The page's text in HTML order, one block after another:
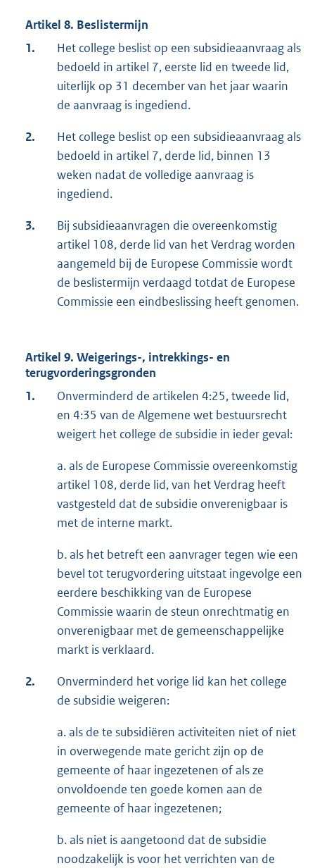
Artikel 8. Beslistermijn
1.
Het college beslist op een subsidieaanvraag als
bedoeld in artikel 7, eerste lid en tweede lid,
uiterlijk op 31 december van het jaar waarin
de aanvraag is ingediend.
2.
Het college beslist op een subsidieaanvraag als
bedoeld in artikel 7, derde lid, binnen 13
weken nadat de volledige aanvraag is
ingediend.
3.
Bij subsidieaanvragen die overeenkomstig
artikel 108, derde lid van het Verdrag worden
aangemeld bij de Europese Commissie wordt
de beslistermijn verdaagd totdat de Europese
Commissie een eindbeslissing heeft genomen.
Artikel 9. Weigerings-, intrekkings- en
terugvorderingsgronden
1.
Onverminderd de artikelen 4:25, tweede lid,
en 4:35 van de Algemene wet bestuursrecht
weigert het college de subsidie in ieder geval:
a. als de Europese Commissie overeenkomstig
artikel 108, derde lid, van het Verdrag heeft
vastgesteld dat de subsidie onverenigbaar is
met de interne markt.
b. als het betreft een aanvrager tegen wie een
bevel tot terugvordering uitstaat ingevolge een
eerdere beschikking van de Europese
Commissie waarin de steun onrechtmatig en
onverenigbaar met de gemeenschappelijke
markt is verklaard.
2.
Onverminderd het vorige lid kan het college
de subsidie weigeren:
a. als de te subsidiëren activiteiten niet of niet
in overwegende mate gericht zijn op de
gemeente of haar ingezetenen of als ze
onvoldoende ten goede komen aan de
gemeente of haar ingezetenen;
b. als niet is aangetoond dat de subsidie
noodzakelijk is voor het verrichten van de